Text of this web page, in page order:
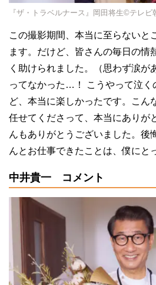
『ザ・トラベルナース』岡田将生©テレビ
この撮影期間、本当に至らないと
ます。だけど、皆さんの毎日の情
く助けられました。（思わず涙
ってなかった…！ こうやって泣く
ど、本当に楽しかったです。こん
任せてくださって、本当にありが
んもありがとうございました。後
んとお仕事できたことは、僕にと
中井貴一 コメント